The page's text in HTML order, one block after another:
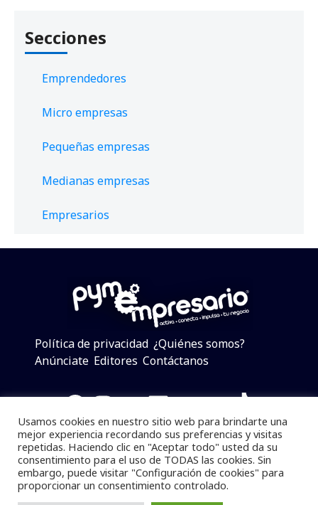
Secciones
Emprendedores
Micro empresas
Pequeñas empresas
Medianas empresas
Empresarios
Política de privacidad ¿Quiénes somos?
Anúnciate Editores Contáctanos
Facebook
Instagram
Twitter
LinkedIn
Telegram
YouTube
TikTok
Pymempresario © 2025 Todos los derechos reservados.
Se prohibe el uso de la información total o parcial sin
Usamos cookies en nuestro sitio web para brindarte una
mejor experiencia recordando sus preferencias y visitas
repetidas. Haciendo clic en "Aceptar todo" usted da su
consentimiento para el uso de TODAS las cookies. Sin
embargo, puede visitar "Configuración de cookies" para
proporcionar un consentimiento controlado.